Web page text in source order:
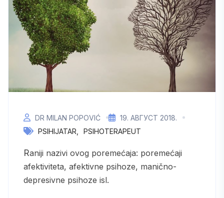
DR MILAN POPOVIĆ
19. АВГУСТ 2018.
PSIHIJATAR
PSIHOTERAPEUT
Raniji nazivi ovog poremećaja: poremećaji
afektiviteta, afektivne psihoze, manično-
depresivne psihoze isl.